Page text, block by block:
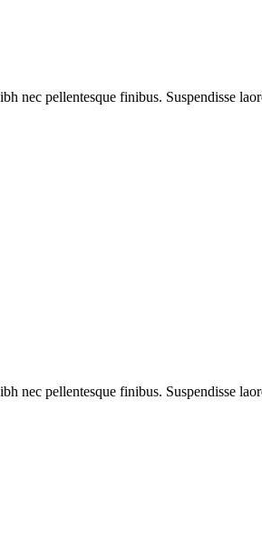
nec pellentesque finibus. Suspendisse
nec pellentesque finibus. Suspendisse